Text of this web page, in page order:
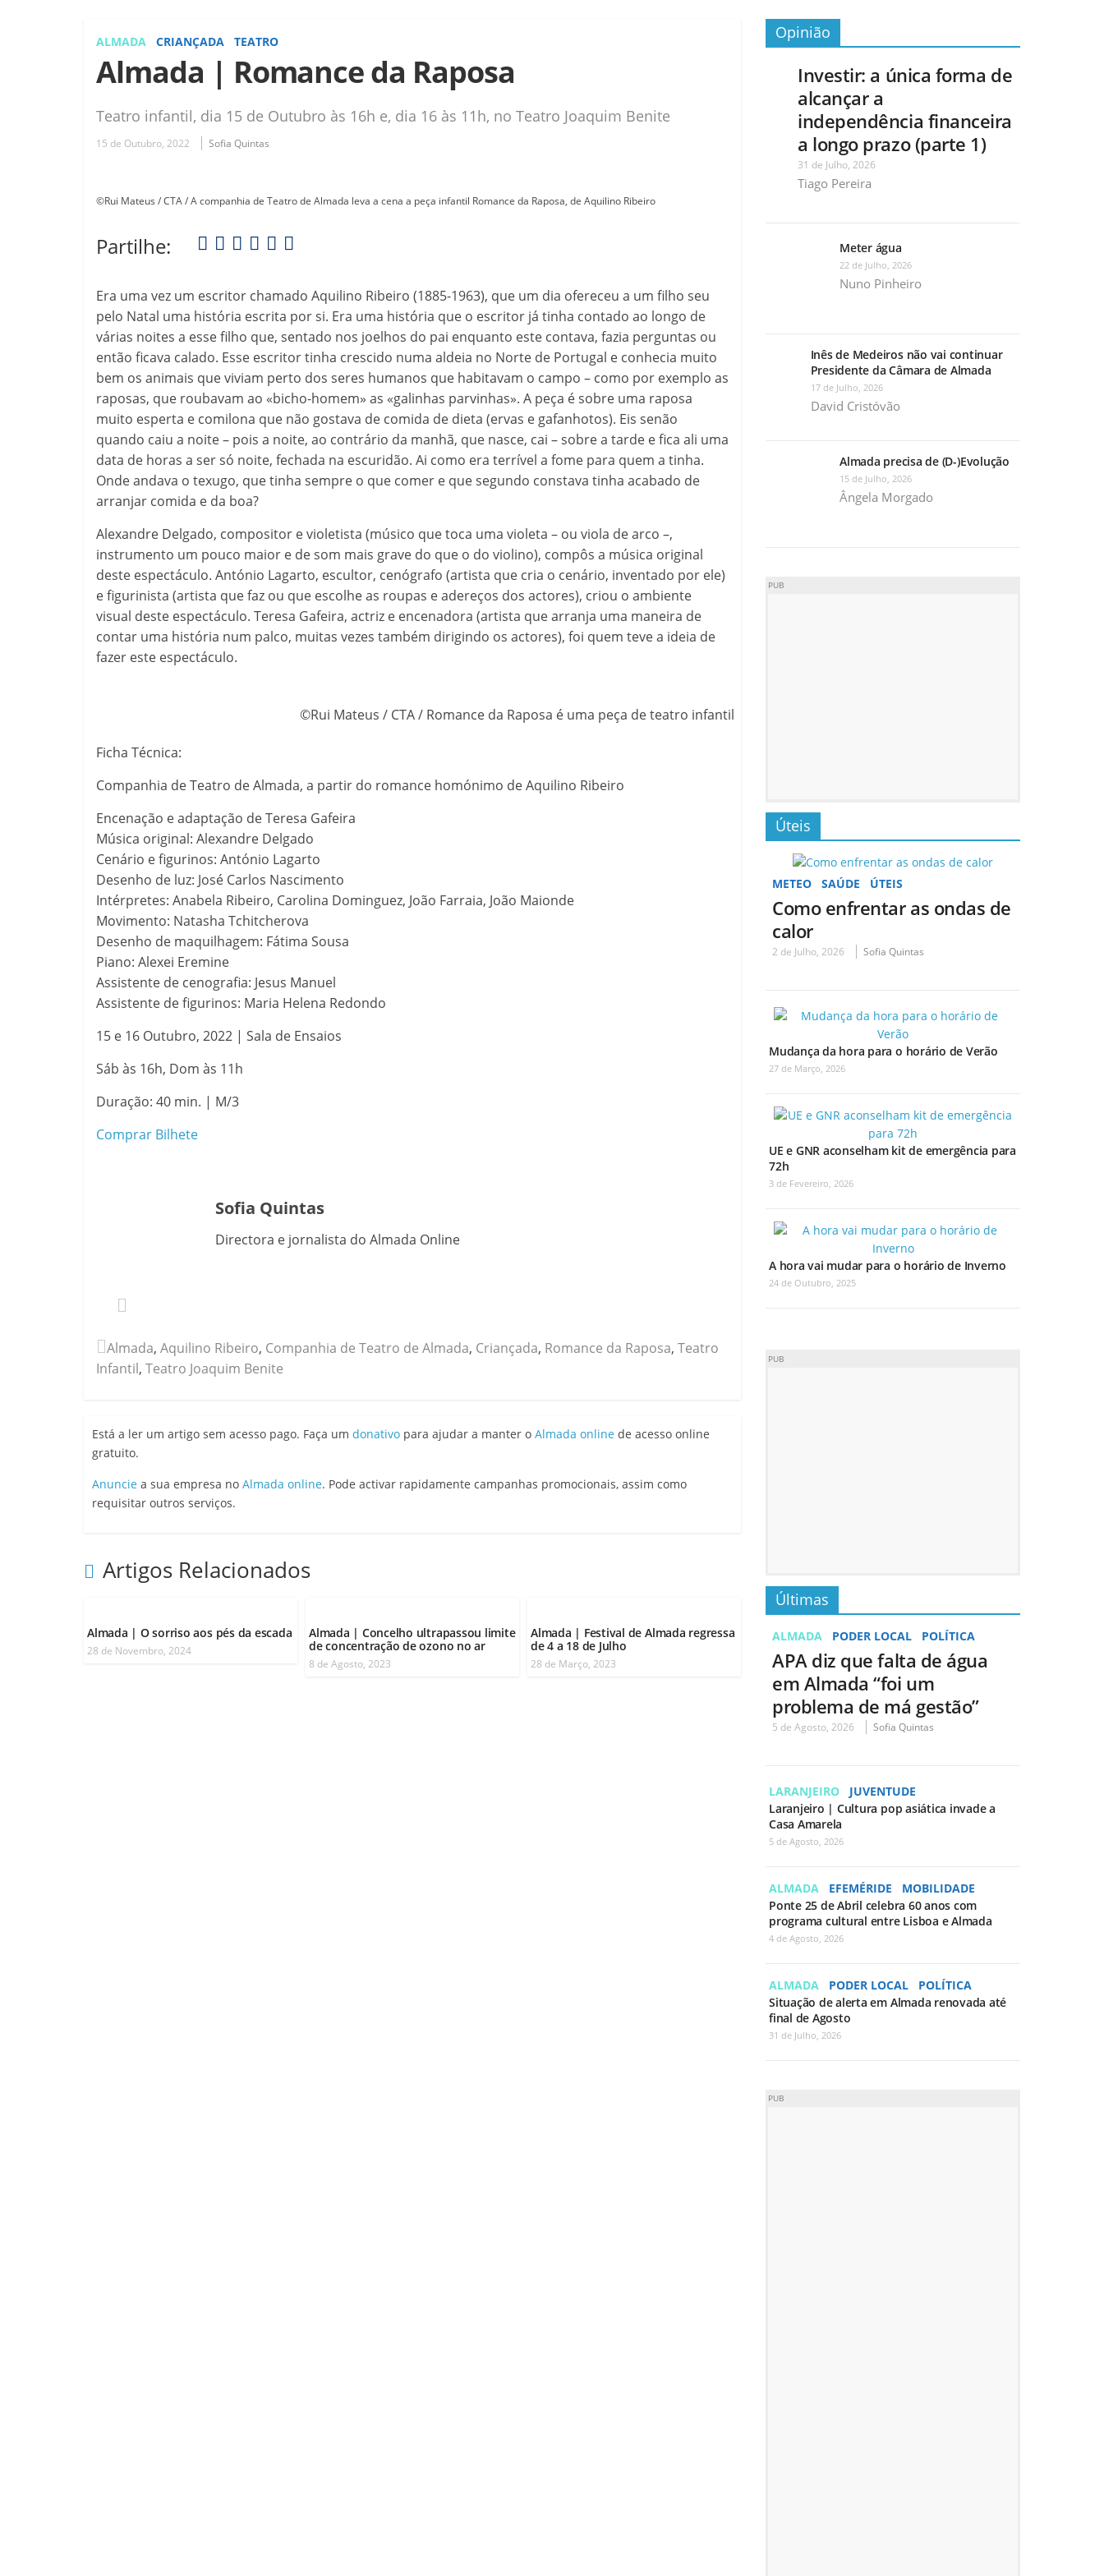
ALMADA CRIANÇADA TEATRO
Almada | Romance da Raposa
Teatro infantil, dia 15 de Outubro às 16h e, dia 16 às 11h, no Teatro Joaquim Benite
15 de Outubro, 2022 Sofia Quintas
©Rui Mateus / CTA / A companhia de Teatro de Almada leva a cena a peça infantil Romance da Raposa, de Aquilino Ribeiro
Partilhe:
Era uma vez um escritor chamado Aquilino Ribeiro (1885-1963), que um dia ofereceu a um filho seu
pelo Natal uma história escrita por si. Era uma história que o escritor já tinha contado ao longo de
várias noites a esse filho que, sentado nos joelhos do pai enquanto este contava, fazia perguntas ou
então ficava calado. Esse escritor tinha crescido numa aldeia no Norte de Portugal e conhecia muito
bem os animais que viviam perto dos seres humanos que habitavam o campo – como por exemplo as
raposas, que roubavam ao «bicho-homem» as «galinhas parvinhas». A peça é sobre uma raposa
muito esperta e comilona que não gostava de comida de dieta (ervas e gafanhotos). Eis senão
quando caiu a noite – pois a noite, ao contrário da manhã, que nasce, cai – sobre a tarde e fica ali uma
data de horas a ser só noite, fechada na escuridão. Ai como era terrível a fome para quem a tinha.
Onde andava o texugo, que tinha sempre o que comer e que segundo constava tinha acabado de
arranjar comida e da boa?
Alexandre Delgado, compositor e violetista (músico que toca uma violeta – ou viola de arco –,
instrumento um pouco maior e de som mais grave do que o do violino), compôs a música original
deste espectáculo. António Lagarto, escultor, cenógrafo (artista que cria o cenário, inventado por ele)
e figurinista (artista que faz ou que escolhe as roupas e adereços dos actores), criou o ambiente
visual deste espectáculo. Teresa Gafeira, actriz e encenadora (artista que arranja uma maneira de
contar uma história num palco, muitas vezes também dirigindo os actores), foi quem teve a ideia de
fazer este espectáculo.
©Rui Mateus / CTA / Romance da Raposa é uma peça de teatro infantil
Ficha Técnica:
Companhia de Teatro de Almada, a partir do romance homónimo de Aquilino Ribeiro
Encenação e adaptação de Teresa Gafeira
Música original: Alexandre Delgado
Cenário e figurinos: António Lagarto
Desenho de luz: José Carlos Nascimento
Intérpretes: Anabela Ribeiro, Carolina Dominguez, João Farraia, João Maionde
Movimento: Natasha Tchitcherova
Desenho de maquilhagem: Fátima Sousa
Piano: Alexei Eremine
Assistente de cenografia: Jesus Manuel
Assistente de figurinos: Maria Helena Redondo
15 e 16 Outubro, 2022 | Sala de Ensaios
Sáb às 16h, Dom às 11h
Duração: 40 min. | M/3
Comprar Bilhete
Sofia Quintas
Directora e jornalista do Almada Online
Almada, Aquilino Ribeiro, Companhia de Teatro de Almada, Criançada, Romance da Raposa, Teatro
Infantil, Teatro Joaquim Benite
Está a ler um artigo sem acesso pago. Faça um donativo para ajudar a manter o Almada online de acesso online
gratuito.
Anuncie a sua empresa no Almada online. Pode activar rapidamente campanhas promocionais, assim como
requisitar outros serviços.
Artigos Relacionados
Almada | O sorriso aos pés da escada
28 de Novembro, 2024
Almada | Concelho ultrapassou limite
de concentração de ozono no ar
8 de Agosto, 2023
Almada | Festival de Almada regressa
de 4 a 18 de Julho
28 de Março, 2023
Opinião
Investir: a única forma de
alcançar a
independência financeira
a longo prazo (parte 1)
31 de Julho, 2026
Tiago Pereira
Meter água
22 de Julho, 2026
Nuno Pinheiro
Inês de Medeiros não vai continuar
Presidente da Câmara de Almada
17 de Julho, 2026
David Cristóvão
Almada precisa de (D-)Evolução
15 de Julho, 2026
Ângela Morgado
PUB
Úteis
METEO SAÚDE ÚTEIS
Como enfrentar as ondas de
calor
2 de Julho, 2026 Sofia Quintas
Mudança da hora para o horário de Verão
27 de Março, 2026
UE e GNR aconselham kit de emergência para
72h
3 de Fevereiro, 2026
A hora vai mudar para o horário de Inverno
24 de Outubro, 2025
PUB
Últimas
ALMADA PODER LOCAL POLÍTICA
APA diz que falta de água
em Almada “foi um
problema de má gestão”
5 de Agosto, 2026 Sofia Quintas
LARANJEIRO
JUVENTUDE
Laranjeiro | Cultura pop asiática invade a
Casa Amarela
5 de Agosto, 2026
ALMADA EFEMÉRIDE
MOBILIDADE
Ponte 25 de Abril celebra 60 anos com
programa cultural entre Lisboa e Almada
4 de Agosto, 2026
ALMADA PODER LOCAL
POLÍTICA
Situação de alerta em Almada renovada até
final de Agosto
31 de Julho, 2026
PUB